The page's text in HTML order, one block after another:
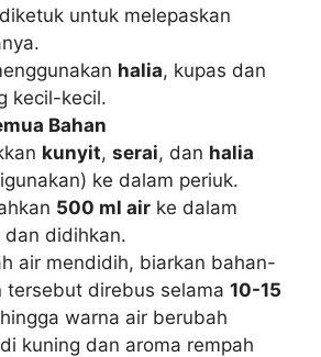
diketuk untuk melepaskan
halia, kupas dan
kecil-kecil.
Bahan
kunyit, serai, dan halia
ke dalam periuk.
500 ml airke dalam
dan didihkan.
air mendidih, biarkan bahan-
tersebut direbus selama 10-15
hingga warna air berubah
kuning dan aroma rempah